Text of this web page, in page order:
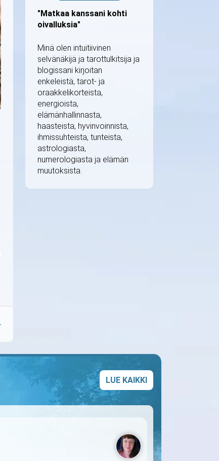
"Matkaa kanssani kohti
oivalluksia"
Minä olen intuitiivinen
selvänäkijä ja tarottulkitsija ja
blogissani kirjoitan
enkeleistä, tarot- ja
oraakkelikorteista,
energioista,
elämänhallinnasta,
haasteista, hyvinvoinnista,
ihmissuhteista, tunteista,
astrologiasta,
numerologiasta ja elämän
muutoksista.
LUE KAIKKI